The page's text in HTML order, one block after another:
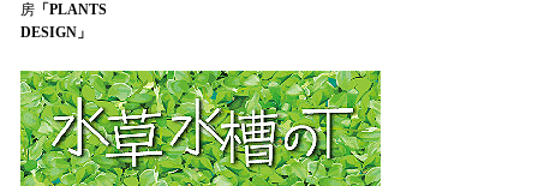
房「PLANTS
DESIGN」